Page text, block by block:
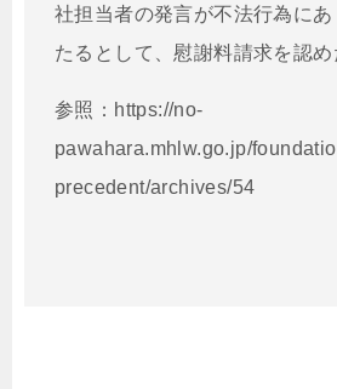
社担当者の発言が不法行為にあ
たるとして、慰謝料請求を認め
参照：https://no-
pawahara.mhlw.go.jp/
precedent/archives/54